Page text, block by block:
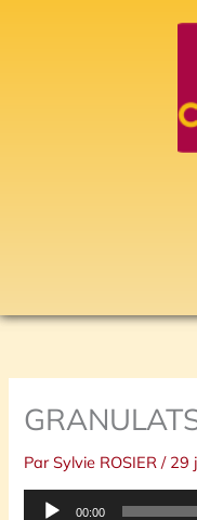
ParSylvie ROSIER/ 29
Lecteur
00:00